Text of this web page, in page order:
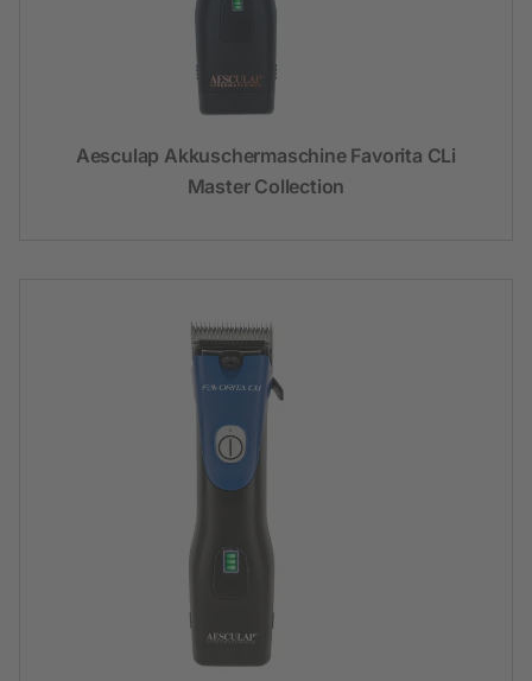
Aesculap Akkuschermaschine Favorita CLi
Master Collection